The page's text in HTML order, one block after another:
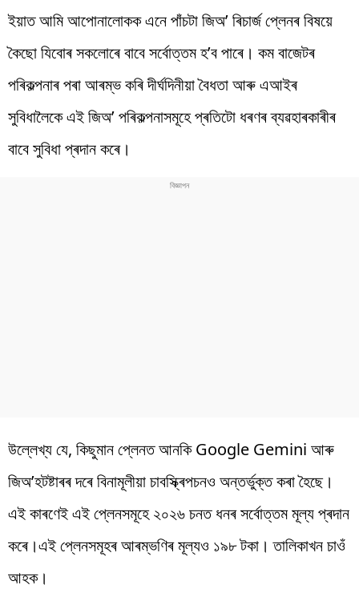
ইয়াত আমি আপোনালোকক এনে পাঁচটা জিঅ’ ৰিচাৰ্জ প্লেনৰ বিষয়ে
কৈছো যিবোৰ সকলোৰে বাবে সৰ্বোত্তম হ’ব পাৰে। কম বাজেটৰ
পৰিকল্পনাৰ পৰা আৰম্ভ কৰি দীৰ্ঘদিনীয়া বৈধতা আৰু এআইৰ
সুবিধালৈকে এই জিঅ’ পৰিকল্পনাসমূহে প্ৰতিটো ধৰণৰ ব্যৱহাৰকাৰীৰ
বাবে সুবিধা প্ৰদান কৰে।
উল্লেখ্য যে, কিছুমান প্লেনত আনকি Google Gemini আৰু
জিঅ’হটষ্টাৰৰ দৰে বিনামূলীয়া চাবস্ক্ৰিপচনও অন্তৰ্ভুক্ত কৰা হৈছে।
এই কাৰণেই এই প্লেনসমূহে ২০২৬ চনত ধনৰ সৰ্বোত্তম মূল্য প্ৰদান
কৰে।এই প্লেনসমূহৰ আৰম্ভণিৰ মূল্যও ১৯৮ টকা। তালিকাখন চাওঁ
আহক।